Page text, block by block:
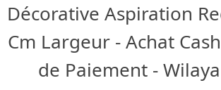
Décorative Aspiration
Cm Largeur - Achat
de Paiement -